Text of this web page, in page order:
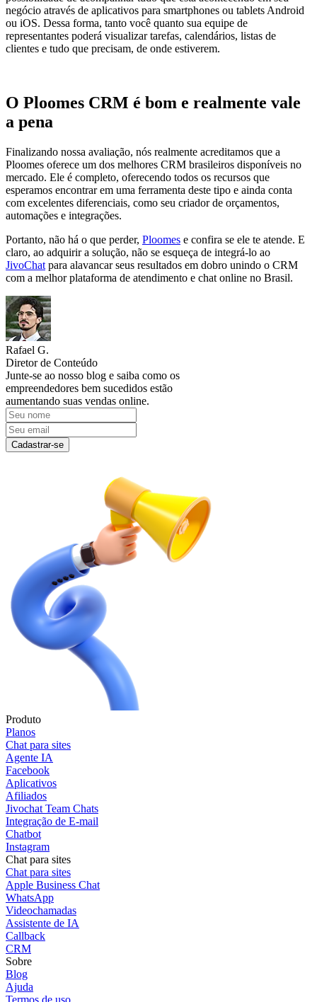
negócio através de aplicativos para smartphones ou tablets Android
ou iOS. Dessa forma, tanto você quanto sua equipe de
representantes poderá visualizar tarefas, calendários, listas de
clientes e tudo que precisam, de onde estiverem.
O Ploomes CRM é bom e realmente vale
a pena
Finalizando nossa avaliação, nós realmente acreditamos que a
Ploomes oferece um dos melhores CRM brasileiros disponíveis no
mercado. Ele é completo, oferecendo todos os recursos que
esperamos encontrar em uma ferramenta deste tipo e ainda conta
com excelentes diferenciais, como seu criador de orçamentos,
automações e integrações.
Portanto, não há o que perder, Ploomes e confira se ele te atende. E
claro, ao adquirir a solução, não se esqueça de integrá-lo ao
JivoChat para alavancar seus resultados em dobro unindo o CRM
com a melhor plataforma de atendimento e chat online no Brasil.
Rafael G.
Diretor de Conteúdo
Junte-se ao nosso blog e saiba como os
empreendedores bem sucedidos estão
aumentando suas vendas online.
Cadastrar-se
Produto
Planos
Chat para sites
Agente IA
Facebook
Aplicativos
Afiliados
Jivochat Team Chats
Integração de E-mail
Chatbot
Instagram
Chat para sites
Chat para sites
Apple Business Chat
WhatsApp
Videochamadas
Assistente de IA
Callback
CRM
Sobre
Blog
Ajuda